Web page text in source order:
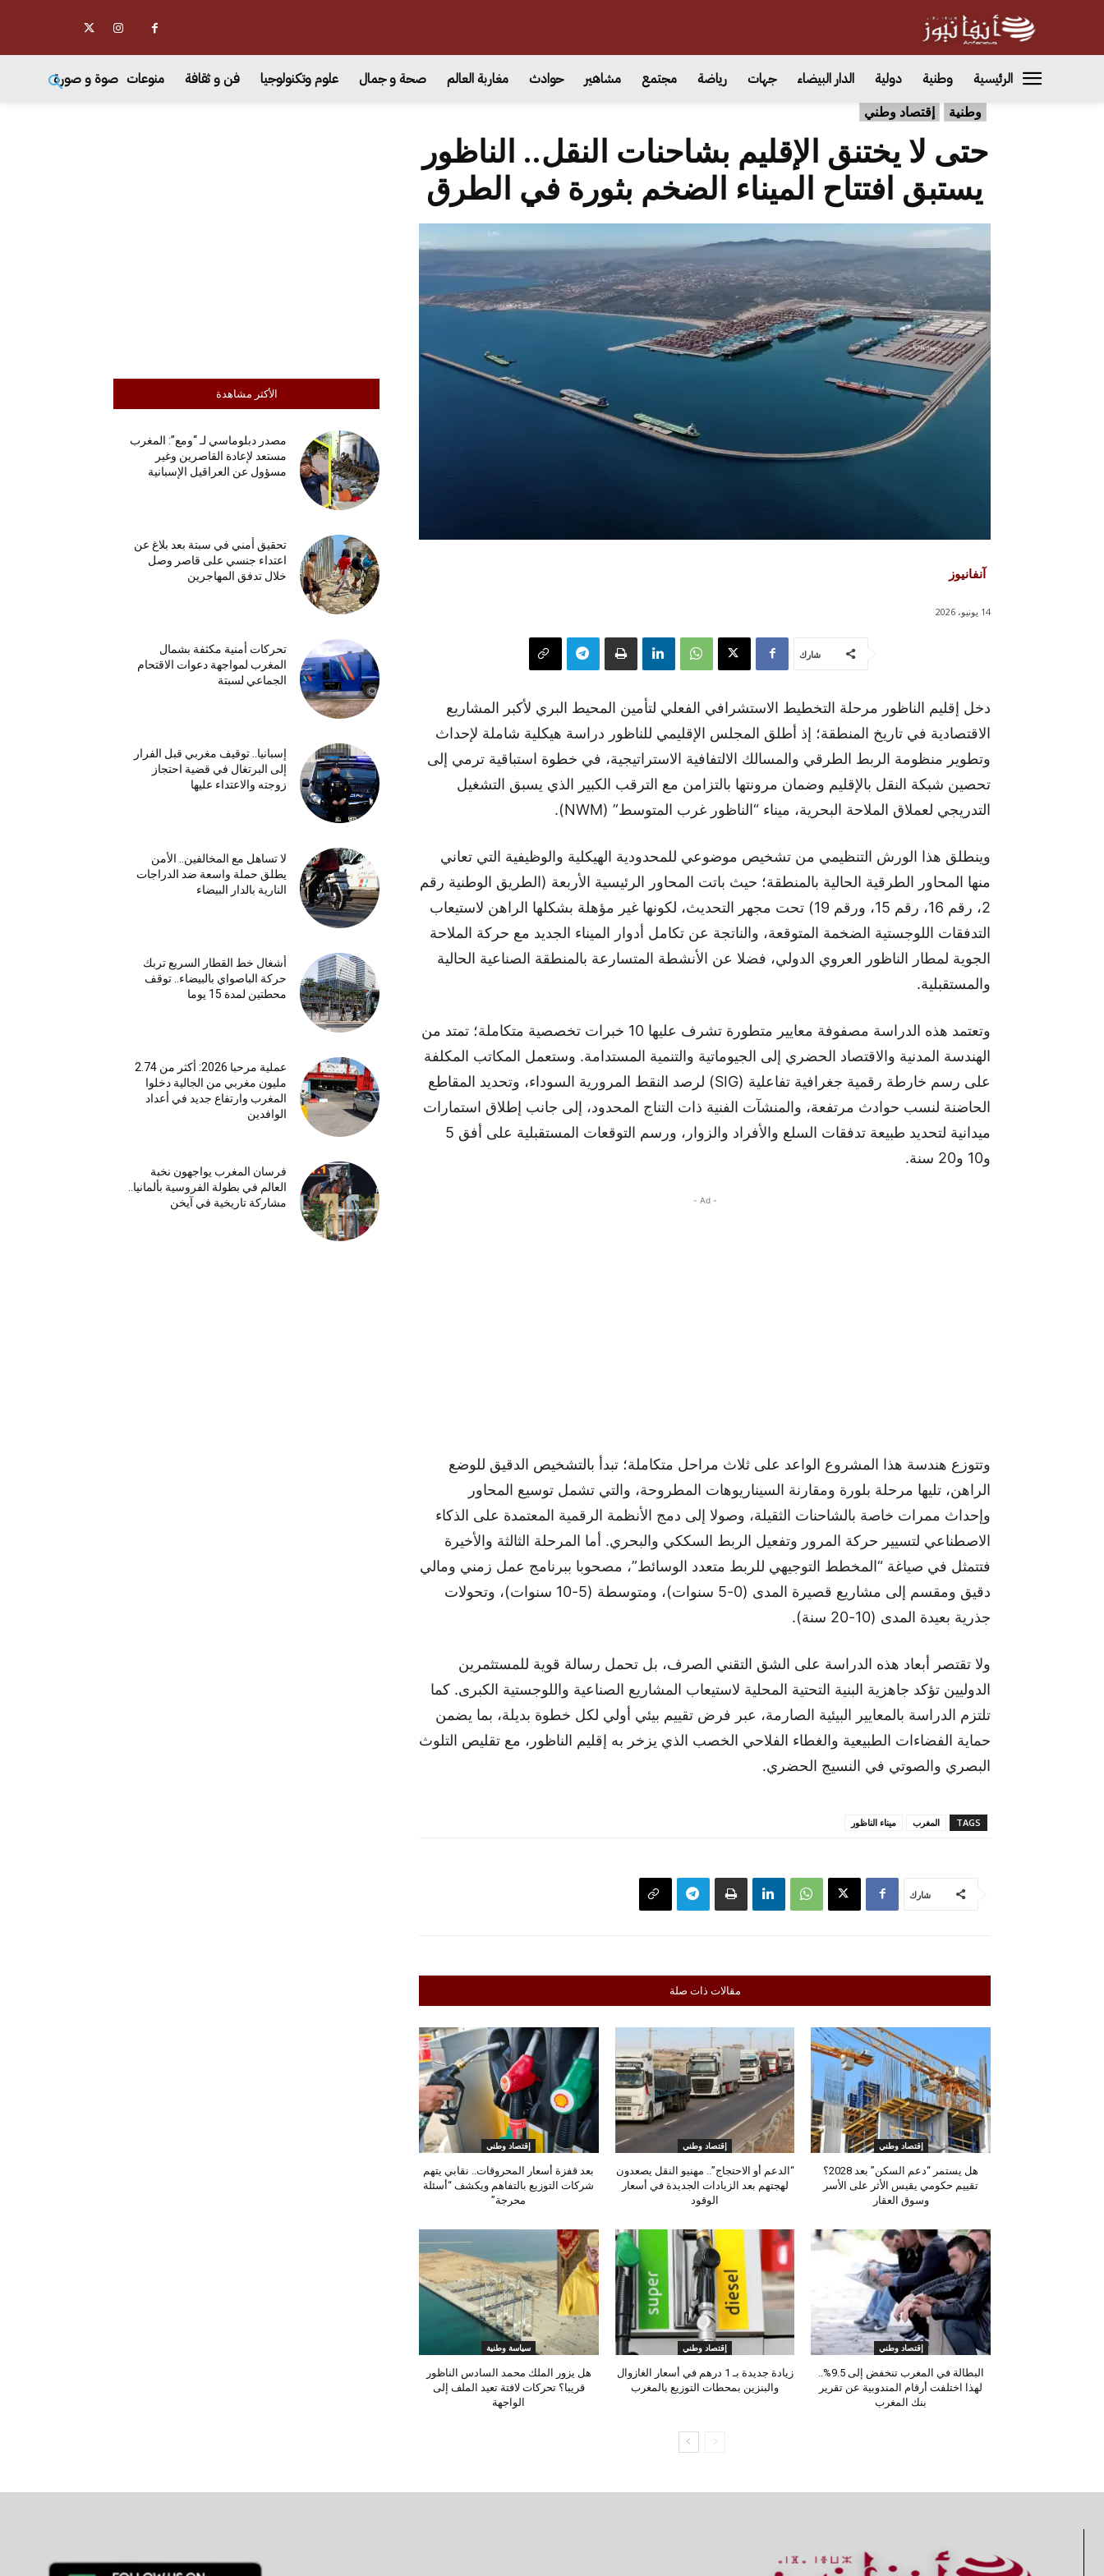
الرئيسية وطنية دولية الدار البيضاء جهات رياضة مجتمع مشاهير حوادث مغاربة العالم صحة و جمال علوم وتكنولوجيا فن و ثقافة منوعات صوة و صورة
وطنية إقتصاد وطني
الأكثر مشاهدة
مصدر دبلوماسي لـ “ومع”: المغرب
مستعد لإعادة القاصرين وغير
مسؤول عن العراقيل الإسبانية
تحقيق أمني في سبتة بعد بلاغ عن
اعتداء جنسي على قاصر وصل
خلال تدفق المهاجرين
تحركات أمنية مكثفة بشمال
المغرب لمواجهة دعوات الاقتحام
الجماعي لسبتة
إسبانيا.. توقيف مغربي قبل الفرار
إلى البرتغال في قضية احتجاز
زوجته والاعتداء عليها
لا تساهل مع المخالفين.. الأمن
يطلق حملة واسعة ضد الدراجات
النارية بالدار البيضاء
أشغال خط القطار السريع تربك
حركة الباصواي بالبيضاء.. توقف
محطتين لمدة 15 يوما
عملية مرحبا 2026: أكثر من 2.74
مليون مغربي من الجالية دخلوا
المغرب وارتفاع جديد في أعداد
الوافدين
فرسان المغرب يواجهون نخبة
العالم في بطولة الفروسية بألمانيا..
مشاركة تاريخية في آيخن
حتى لا يختنق الإقليم بشاحنات النقل.. الناظور
يستبق افتتاح الميناء الضخم بثورة في الطرق
آنفانيوز
14 يونيو، 2026
شارك
دخل إقليم الناظور مرحلة التخطيط الاستشرافي الفعلي لتأمين المحيط البري لأكبر المشاريع
الاقتصادية في تاريخ المنطقة؛ إذ أطلق المجلس الإقليمي للناظور دراسة هيكلية شاملة لإحداث
وتطوير منظومة الربط الطرقي والمسالك الالتفافية الاستراتيجية، في خطوة استباقية ترمي إلى
تحصين شبكة النقل بالإقليم وضمان مرونتها بالتزامن مع الترقب الكبير الذي يسبق التشغيل
التدريجي لعملاق الملاحة البحرية، ميناء “الناظور غرب المتوسط” (NWM).
وينطلق هذا الورش التنظيمي من تشخيص موضوعي للمحدودية الهيكلية والوظيفية التي تعاني
منها المحاور الطرقية الحالية بالمنطقة؛ حيث باتت المحاور الرئيسية الأربعة (الطريق الوطنية رقم
2، رقم 16، رقم 15، ورقم 19) تحت مجهر التحديث، لكونها غير مؤهلة بشكلها الراهن لاستيعاب
التدفقات اللوجستية الضخمة المتوقعة، والناتجة عن تكامل أدوار الميناء الجديد مع حركة الملاحة
الجوية لمطار الناظور العروي الدولي، فضلا عن الأنشطة المتسارعة بالمنطقة الصناعية الحالية
والمستقبلية.
وتعتمد هذه الدراسة مصفوفة معايير متطورة تشرف عليها 10 خبرات تخصصية متكاملة؛ تمتد من
الهندسة المدنية والاقتصاد الحضري إلى الجيوماتية والتنمية المستدامة. وستعمل المكاتب المكلفة
على رسم خارطة رقمية جغرافية تفاعلية (SIG) لرصد النقط المرورية السوداء، وتحديد المقاطع
الحاضنة لنسب حوادث مرتفعة، والمنشآت الفنية ذات التناج المحدود، إلى جانب إطلاق استمارات
ميدانية لتحديد طبيعة تدفقات السلع والأفراد والزوار، ورسم التوقعات المستقبلية على أفق 5
و10 و20 سنة.
- Ad -
وتتوزع هندسة هذا المشروع الواعد على ثلاث مراحل متكاملة؛ تبدأ بالتشخيص الدقيق للوضع
الراهن، تليها مرحلة بلورة ومقارنة السيناريوهات المطروحة، والتي تشمل توسيع المحاور
وإحداث ممرات خاصة بالشاحنات الثقيلة، وصولا إلى دمج الأنظمة الرقمية المعتمدة على الذكاء
الاصطناعي لتسيير حركة المرور وتفعيل الربط السككي والبحري. أما المرحلة الثالثة والأخيرة
فتتمثل في صياغة “المخطط التوجيهي للربط متعدد الوسائط”، مصحوبا ببرنامج عمل زمني ومالي
دقيق ومقسم إلى مشاريع قصيرة المدى (0-5 سنوات)، ومتوسطة (5-10 سنوات)، وتحولات
جذرية بعيدة المدى (10-20 سنة).
ولا تقتصر أبعاد هذه الدراسة على الشق التقني الصرف، بل تحمل رسالة قوية للمستثمرين
الدوليين تؤكد جاهزية البنية التحتية المحلية لاستيعاب المشاريع الصناعية واللوجستية الكبرى. كما
تلتزم الدراسة بالمعايير البيئية الصارمة، عبر فرض تقييم بيئي أولي لكل خطوة بديلة، بما يضمن
حماية الفضاءات الطبيعية والغطاء الفلاحي الخصب الذي يزخر به إقليم الناظور، مع تقليص التلوث
البصري والصوتي في النسيج الحضري.
TAGS المغرب ميناء الناظور
شارك
مقالات ذات صلة
إقتصاد وطني
هل يستمر “دعم السكن” بعد 2028؟
تقييم حكومي يقيس الأثر على الأسر
وسوق العقار
إقتصاد وطني
“الدعم أو الاحتجاج”.. مهنيو النقل يصعدون
لهجتهم بعد الزيادات الجديدة في أسعار
الوقود
إقتصاد وطني
بعد قفزة أسعار المحروقات.. نقابي يتهم
شركات التوزيع بالتفاهم ويكشف “أسئلة
محرجة”
إقتصاد وطني
البطالة في المغرب تنخفض إلى 9.5%..
لهذا اختلفت أرقام المندوبية عن تقرير
بنك المغرب
إقتصاد وطني
زيادة جديدة بـ 1 درهم في أسعار الغازوال
والبنزين بمحطات التوزيع بالمغرب
سياسة وطنية
هل يزور الملك محمد السادس الناظور
قريبا؟ تحركات لافتة تعيد الملف إلى
الواجهة